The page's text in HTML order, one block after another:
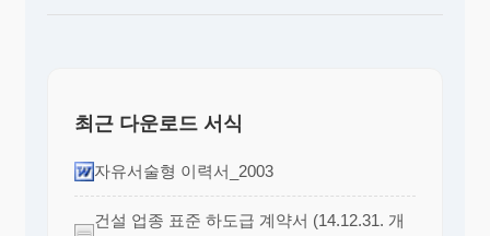
최근 다운로드 서식
자유서술형 이력서_2003
건설 업종 표준 하도급 계약서 (14.12.31. 개